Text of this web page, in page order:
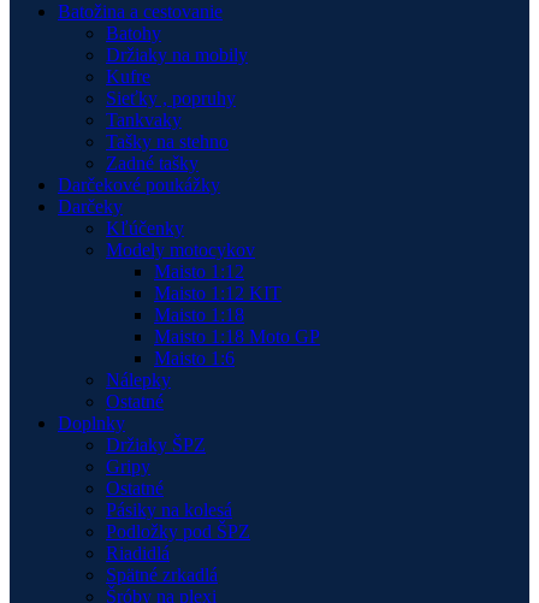
Batožina a cestovanie
Batohy
Držiaky na mobily
Kufre
Sieťky , popruhy
Tankvaky
Tašky na stehno
Zadné tašky
Darčekové poukážky
Darčeky
Kľúčenky
Modely motocykov
Maisto 1:12
Maisto 1:12 KIT
Maisto 1:18
Maisto 1:18 Moto GP
Maisto 1:6
Nálepky
Ostatné
Doplnky
Držiaky ŠPZ
Gripy
Ostatné
Pásiky na kolesá
Podložky pod ŠPZ
Riadidlá
Spätné zrkadlá
Šróby na plexi